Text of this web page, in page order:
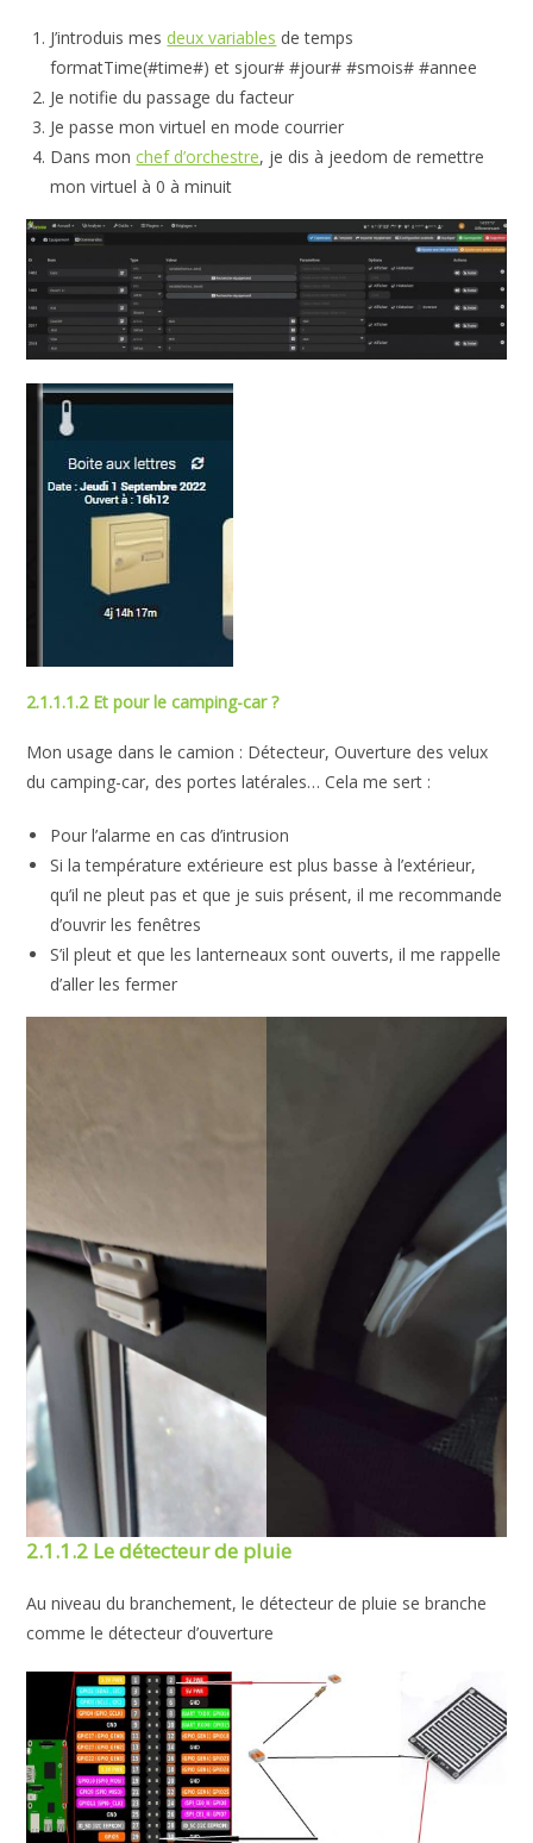
J’introduis mes deux variables de temps
formatTime(#time#) et sjour# #jour# #smois# #annee
Je notifie du passage du facteur
Je passe mon virtuel en mode courrier
Dans monchef d’orchestre, je dis à jeedom de remettre
mon virtuel à 0 à minuit
2.1.1.1.2 Et pour le camping-car ?
Mon usage dans le camion : Détecteur, Ouverture des velux
du camping-car, des portes latérales… Cela me sert :
Pour l’alarme en cas d’intrusion
Si la température extérieure est plus basse à l’extérieur,
qu’il ne pleut pas et que je suis présent, il me recommande
d’ouvrir les fenêtres
S’il pleut et que les lanterneaux sont ouverts, il me rappelle
d’aller les fermer
2.1.1.2 Le détecteur de pluie
Au niveau du branchement, le détecteur de pluie se branche
comme le détecteur d’ouverture